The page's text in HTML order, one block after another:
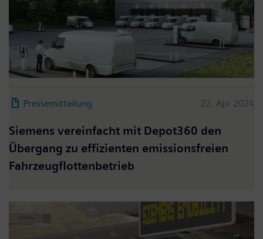
Pressemitteilung 22. Apr 2024
Siemens vereinfacht mit Depot360 den
Übergang zu effizienten emissionsfreien
Fahrzeugflottenbetrieb